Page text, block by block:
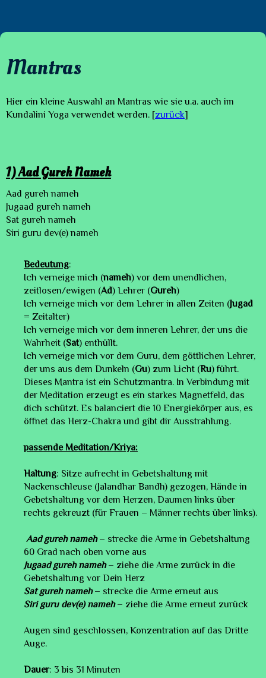
Mantras
Hier ein kleine Auswahl an Mantras wie sie u.a. auch im
Kundalini Yoga verwendet werden. [zurück]
1) Aad Gureh Nameh
Aad gureh nameh
Jugaad gureh nameh
Sat gureh nameh
Siri guru dev(e) nameh
Bedeutung:
Ich verneige mich (nameh) vor dem unendlichen,
zeitlosen/ewigen (Ad) Lehrer (Gureh)
Ich verneige mich vor dem Lehrer in allen Zeiten (Jugad
= Zeitalter)
Ich verneige mich vor dem inneren Lehrer, der uns die
Wahrheit (Sat) enthüllt.
Ich verneige mich vor dem Guru, dem göttlichen Lehrer,
der uns aus dem Dunkeln (Gu) zum Licht (Ru) führt.
Dieses Mantra ist ein Schutzmantra. In Verbindung mit
der Meditation erzeugt es ein starkes Magnetfeld, das
dich schützt. Es balanciert die 10 Energiekörper aus, es
öffnet das Herz-Chakra und gibt dir Ausstrahlung.
passende Meditation/Kriya:
Haltung: Sitze aufrecht in Gebetshaltung mit
Nackenschleuse (Jalandhar Bandh) gezogen, Hände in
Gebetshaltung vor dem Herzen, Daumen links über
rechts gekreuzt (für Frauen – Männer rechts über links).
Aad gureh nameh– strecke die Arme in Gebetshaltung
60 Grad nach oben vorne aus
Jugaad gureh nameh– ziehe die Arme zurück in die
Gebetshaltung vor Dein Herz
Sat gureh nameh– strecke die Arme erneut aus
Siri guru dev(e) nameh– ziehe die Arme erneut zurück
Augen sind geschlossen, Konzentration auf das Dritte
Auge.
Dauer: 3 bis 31 Minuten